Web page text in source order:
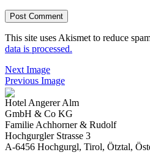
This site uses Akismet to reduce
data is processed.
Next Image
Previous Image
Hotel Angerer Alm
GmbH & Co KG
Familie Achhorner & Rudolf
Hochgurgler Strasse 3
A-6456 Hochgurgl, Tirol, Ötztal,